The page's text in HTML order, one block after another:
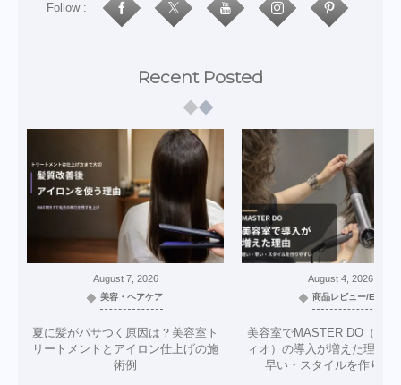
Follow :
Recent Posted
August 7, 2026
美容・ヘアケア
夏に髪がパサつく原因は？美容室ト
リートメントとアイロン仕上げの施
術例
August 4, 2026
商品レビュー/EC
美容室でMASTER DO（マ
ィオ）の導入が増えた理由
早い・スタイルを作りや